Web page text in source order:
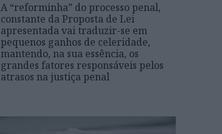
A “reforminha” do processo penal,
constante da Proposta de Lei
apresentada vai traduzir-se em
pequenos ganhos de celeridade,
mantendo, na sua essência, os
grandes fatores responsáveis pelos
atrasos na justiça penal